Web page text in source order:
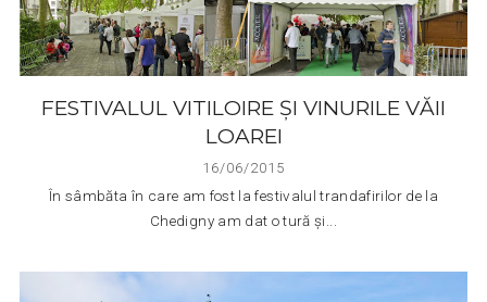
FESTIVALUL VITILOIRE ȘI VINURILE VĂII
LOAREI
16/06/2015
În sâmbăta în care am fost la festivalul trandafirilor de la
Chedigny am dat o tură și...